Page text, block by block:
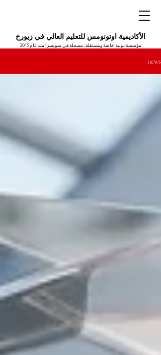
الأكاديمية اوتونومس للتعليم العالي في زيورخ
مؤسسة دولية خاصة ومستقلة، مسجلة في سويسرا منذ عام 2013
news